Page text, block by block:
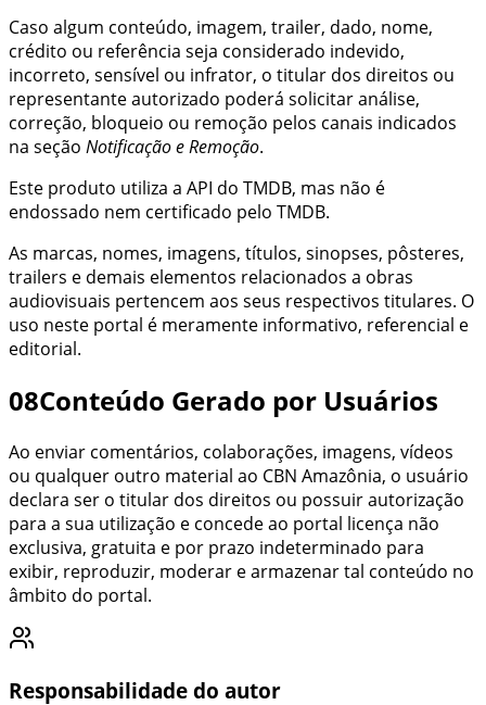
Caso algum conteúdo, imagem, trailer, dado, nome,
crédito ou referência seja considerado indevido,
incorreto, sensível ou infrator, o titular dos direitos ou
representante autorizado poderá solicitar análise,
correção, bloqueio ou remoção pelos canais indicados
na seção Notificação e Remoção.
Este produto utiliza a API do TMDB, mas não é
endossado nem certificado pelo TMDB.
As marcas, nomes, imagens, títulos, sinopses, pôsteres,
trailers e demais elementos relacionados a obras
audiovisuais pertencem aos seus respectivos titulares. O
uso neste portal é meramente informativo, referencial e
editorial.
08Conteúdo Gerado por Usuários
Ao enviar comentários, colaborações, imagens, vídeos
ou qualquer outro material ao CBN Amazônia, o usuário
declara ser o titular dos direitos ou possuir autorização
para a sua utilização e concede ao portal licença não
exclusiva, gratuita e por prazo indeterminado para
exibir, reproduzir, moderar e armazenar tal conteúdo no
âmbito do portal.
Responsabilidade do autor